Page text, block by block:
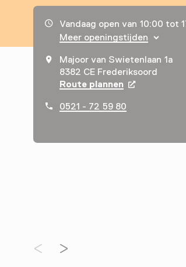
Openingstijden, adres &
Vandaag open van 10:00 tot
Meer openingstijden
Majoor van Swietenlaan 1a
8382 CE Frederiksoord
Route plannen Opent in een
0521 - 72 59 80